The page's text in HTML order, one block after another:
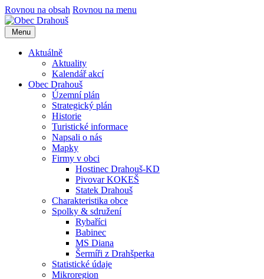
Rovnou na obsah Rovnou na menu
Menu
Aktuálně
Aktuality
Kalendář akcí
Obec Drahouš
Územní plán
Strategický plán
Historie
Turistické informace
Napsali o nás
Mapky
Firmy v obci
Hostinec Drahouš-KD
Pivovar KOKEŠ
Statek Drahouš
Charakteristika obce
Spolky & sdružení
Rybaříci
Babinec
MS Diana
Šermíři z Drahšperka
Statistické údaje
Mikroregion